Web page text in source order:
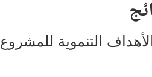
التنموية للمشروع